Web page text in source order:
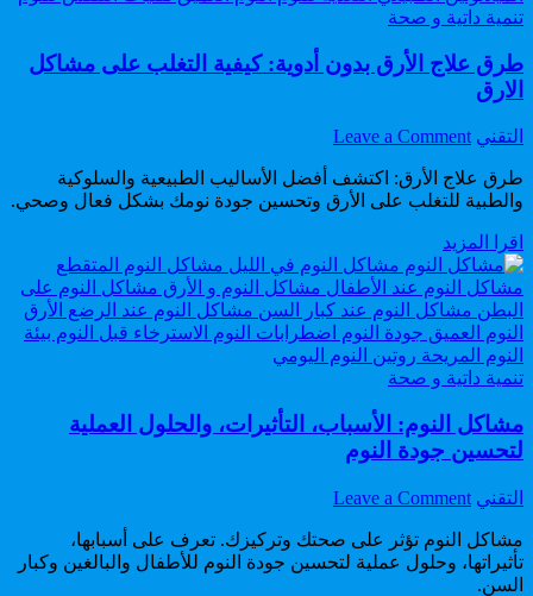
Posted
تنمية داتية و صحة
طرق علاج الأرق بدون أدوية: كيفية التغلب على مشاكل
الارق
Author:
التقني Leave a Comment
on
علاج
الأرق
كيفية
التغلب
على
مشاكل
الارق
طرق علاج الأرق: اكتشف أفضل الأساليب الطبيعية والسلوكية
والطبية للتغلب على الأرق وتحسين جودة نومك بشكل فعال وصحي.
اقرا المزيد
علاج
الأرق
بدون
أدوية:
كيفية
التغلب
مشاكل
الارق
Posted
تنمية داتية و صحة
مشاكل النوم: الأسباب، التأثيرات، والحلول العملية
لتحسين جودة النوم
Author:
التقني Leave a Comment
on
النوم:
الأسباب،
مشاكل النوم تؤثر على صحتك وتركيزك. تعرف على أسبابها،
تأثيراتها، وحلول عملية لتحسين جودة النوم للأطفال والبالغين وكبار
السن.